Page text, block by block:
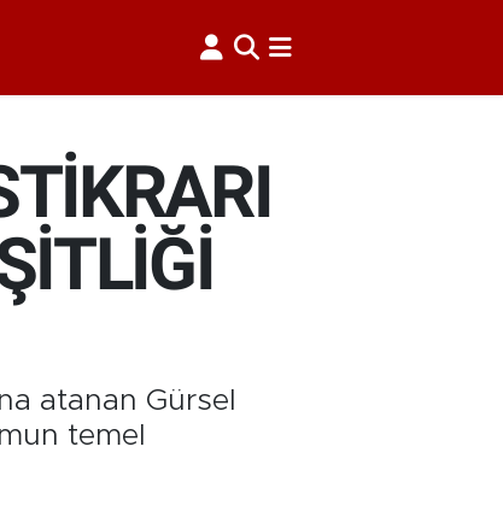
atanan Gürsel
temel